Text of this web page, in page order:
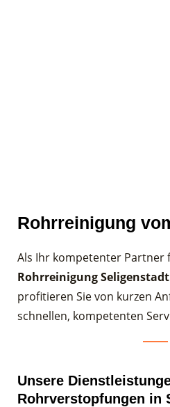
Rohrreinigung
Als Ihr kompetenter Partner
Rohrreinigung Seligenstadt
profitieren Sie von kurzen
schnellen, kompetenten
Unsere
Rohrverstopfungen in